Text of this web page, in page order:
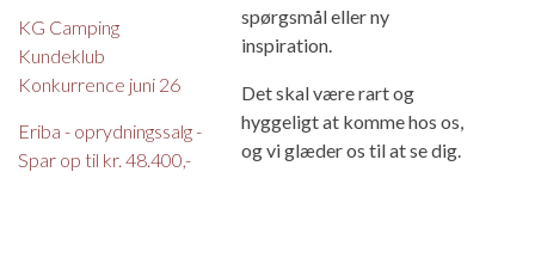
KG Camping
Kundeklub
Konkurrence juni 26
Eriba - oprydningssalg -
Spar op til kr. 48.400,-
spørgsmål eller ny
inspiration.
Det skal være rart og
hyggeligt at komme hos os,
og vi glæder os til at se dig.